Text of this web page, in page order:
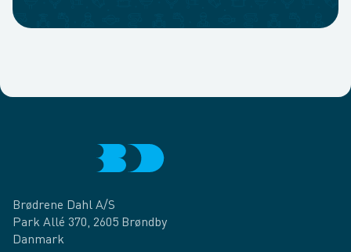
Brødrene Dahl A/S
Park Allé 370, 2605 Brøndby
Danmark